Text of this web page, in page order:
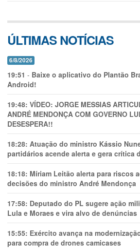
ÚLTIMAS NOTÍCIAS
6/8/2026
19:51 - Baixe o aplicativo do Plantão
Android!
19:48: VÍDEO: JORGE MESSIAS
ANDRÉ MENDONÇA COM GOVERNO
DESESPERA!!
18:28: Atuação do ministro Kássio
partidários acende alerta e gera crítica
18:18: Míriam Leitão alerta para riscos
decisões do ministro André Mendonça
17:58: Deputado do PL sugere ação
Lula e Moraes e vira alvo de denúncias
15:55: Exército avança na
para compra de drones camicases